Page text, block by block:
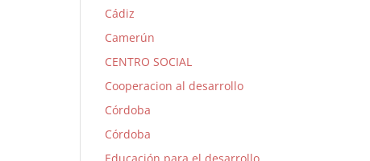
Cádiz
Camerún
CENTRO SOCIAL
Cooperacion al desarrollo
Córdoba
Córdoba